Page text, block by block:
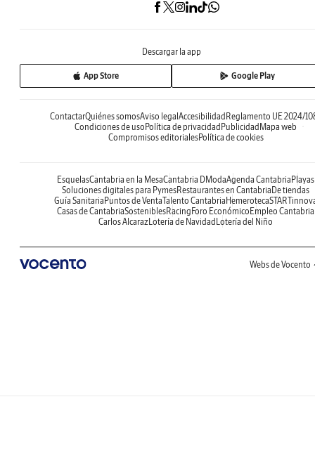
Descargar la app
App Store Google Play
ContactarQuiénes somosAviso legalAccesibilidadReglamento UE 2024/
Condiciones de usoPolítica de privacidadPublicidadMapa web
Compromisos editorialesPolítica de cookies
EsquelasCantabria en la MesaCantabria DModaAgenda CantabriaPlayas
Soluciones digitales para PymesRestaurantes en CantabriaDe tiendas
Guía SanitariaPuntos de VentaTalento CantabriaHemeroteca
Casas de CantabriaSosteniblesRacingForo EconómicoEmpleo Cantabria
Carlos AlcarazLotería de NavidadLotería del Niño
Webs de Vocento